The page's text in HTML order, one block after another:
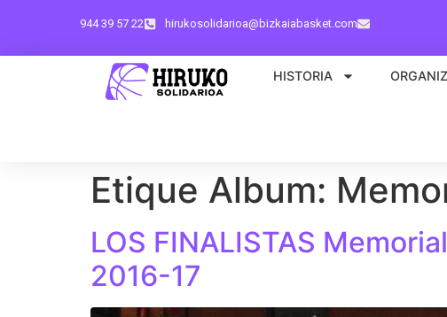
944 39 57 22 hirukosolidarioa@bizkaiabasket.com
HISTORIA
Etique Album:
LOS FINALISTAS
2016-17